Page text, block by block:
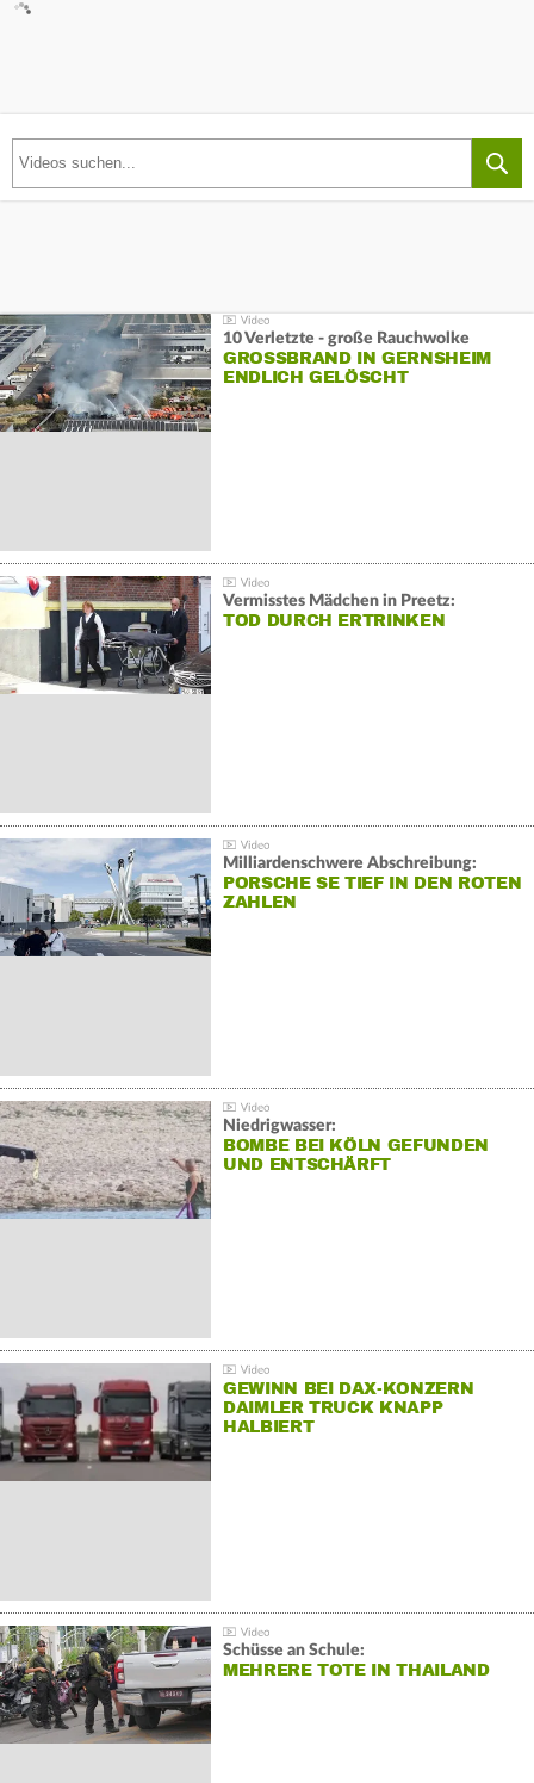
10 Verletzte - große Rauchwolke
GROSSBRAND IN GERNSHEIM E
NDLICH GELÖSCHT
Vermisstes Mädchen in Preetz:
TOD DURCH ERTRINKEN
Milliardenschwere Abschreibung:
PORSCHE SE TIEF IN DEN ROTEN
ZAHLEN
Niedrigwasser:
BOMBE BEI KÖLN GEFUNDEN
UND ENTSCHÄRFT
GEWINN BEI DAX-KONZERN
DAIMLER TRUCK KNAPP
HALBIERT
Schüsse an Schule:
MEHRERE TOTE IN THAILAND